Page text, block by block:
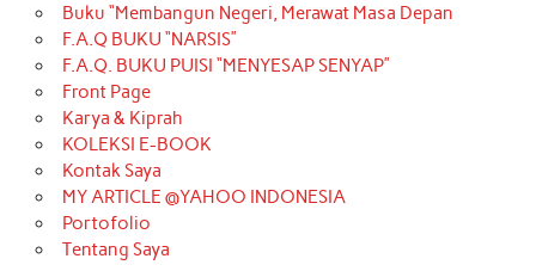
b
o
o
k
a
g
r
a
m
o
k
e
r
e
d
t
e
u
b
Buku “Membangun Negeri, Merawat Masa Depan
F.A.Q BUKU “NARSIS”
F.A.Q. BUKU PUISI “MENYESAP SENYAP”
Front Page
Karya & Kiprah
KOLEKSI E-BOOK
Kontak Saya
MY ARTICLE @YAHOO INDONESIA
Portofolio
Tentang Saya